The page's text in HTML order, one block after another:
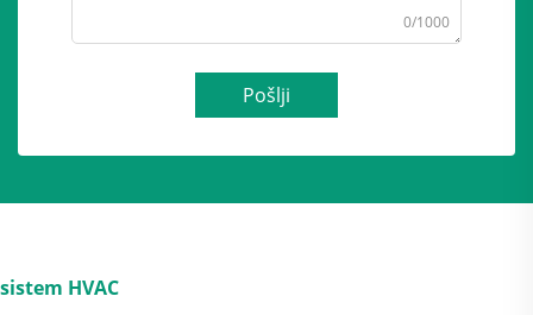
0/1000
Pošlji
sistem HVAC